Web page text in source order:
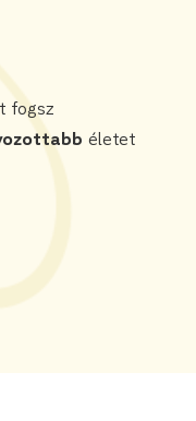
fogsz
életet